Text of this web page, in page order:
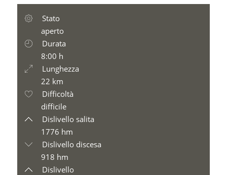
Stato
aperto
Durata
8:00 h
Lunghezza
22 km
Difficoltà
difficile
Dislivello salita
1776 hm
Dislivello discesa
918 hm
Dislivello